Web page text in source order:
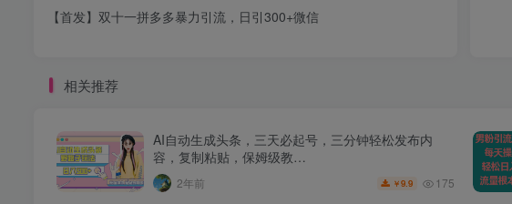
【首发】双十一拼多多暴力引流，日引300+微信
相关推荐
AI自动生成头条，三天必起号，三分钟轻松发布内
容，复制粘贴，保姆级教…
2年前 ￥9.9 175